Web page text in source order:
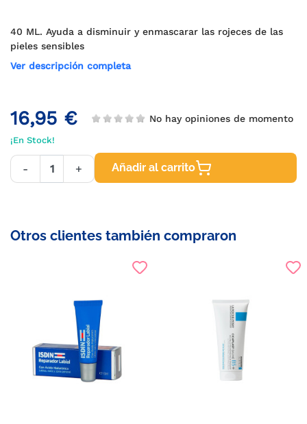
40 ML. Ayuda a disminuir y enmascarar las rojeces de las
pieles sensibles
Ver descripción completa
16,95 € No hay opiniones de momento
¡En Stock!
- + Añadir al carrito
Otros clientes también compraron